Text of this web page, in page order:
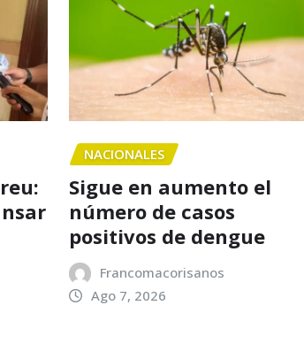
NACIONALES
Sigue en aumento el
número de casos
positivos de dengue
Francomacorisanos
Ago 7, 2026